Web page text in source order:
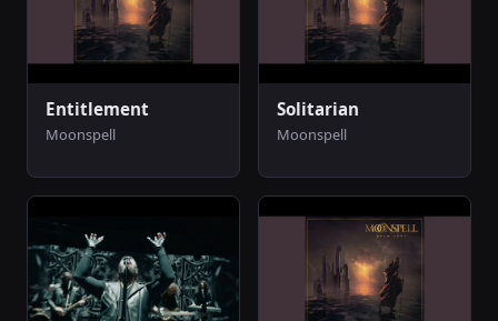
Entitlement
Moonspell
Solitarian
Moonspell